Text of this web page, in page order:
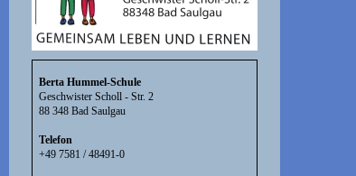
Berta Hummel-Schule
Geschwister Scholl - Str. 2
88 348 Bad Saulgau
Telefon
+49 7581 / 48491-0